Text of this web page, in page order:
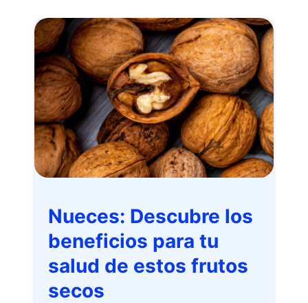
Nueces: Descubre los
beneficios para tu
salud de estos frutos
secos